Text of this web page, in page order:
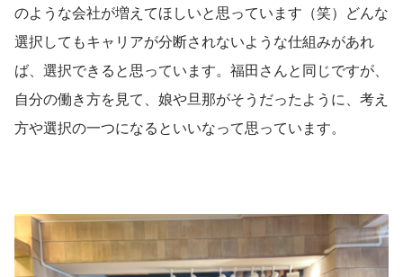
のような会社が増えてほしいと思っています（笑）どんな
選択してもキャリアが分断されないような仕組みがあれ
ば、選択できると思っています。福田さんと同じですが、
自分の働き方を見て、娘や旦那がそうだったように、考え
方や選択の一つになるといいなって思っています。